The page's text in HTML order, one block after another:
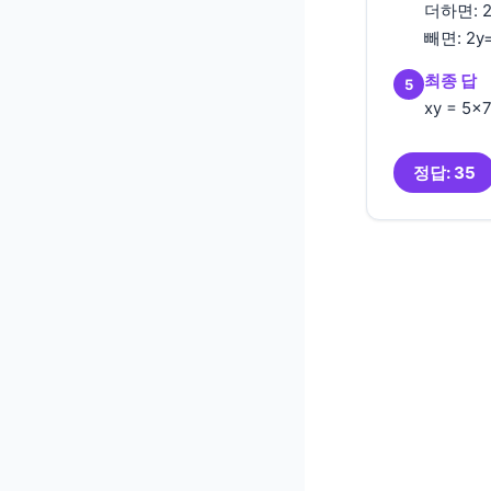
더하면:
빼면:
5
최종 답
xy =
정답: 35